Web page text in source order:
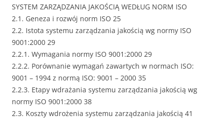
SYSTEM ZARZĄDZANIA JAKOŚCIĄ WEDŁUG NORM ISO
2.1. Geneza i rozwój norm ISO 25
2.2. Istota systemu zarządzania jakością wg normy ISO
9001:2000 29
2.2.1. Wymagania normy ISO 9001:2000 29
2.2.2. Porównanie wymagań zawartych w normach ISO:
9001 – 1994 z normą ISO: 9001 – 2000 35
2.2.3. Etapy wdrażania systemu zarządzania jakością wg
normy ISO 9001:2000 38
2.3. Koszty wdrożenia systemu zarządzania jakością 41